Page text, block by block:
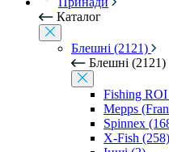
Каталог
Блешні (2121)
Блешні (2121)
Fishing
Mepps
Spinnex
X-Fish (258)